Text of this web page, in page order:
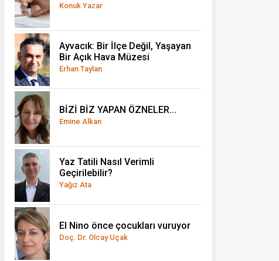
Konuk Yazar
Ayvacık: Bir İlçe Değil, Yaşayan
Bir Açık Hava Müzesi
Erhan Taylan
BİZİ BİZ YAPAN ÖZNELER...
Emine Alkan
Yaz Tatili Nasıl Verimli
Geçirilebilir?
Yağız Ata
El Nino önce çocukları vuruyor
Doç. Dr. Olcay Uçak